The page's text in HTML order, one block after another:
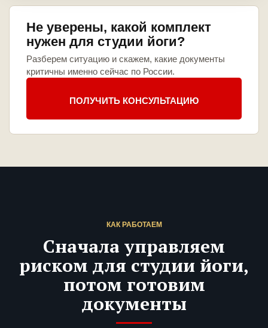
Не уверены, какой комплект
нужен для студии йоги?
Разберем ситуацию и скажем, какие документы
критичны именно сейчас по России.
ПОЛУЧИТЬ КОНСУЛЬТАЦИЮ
КАК РАБОТАЕМ
Сначала управляем
риском для студии йоги,
потом готовим
документы